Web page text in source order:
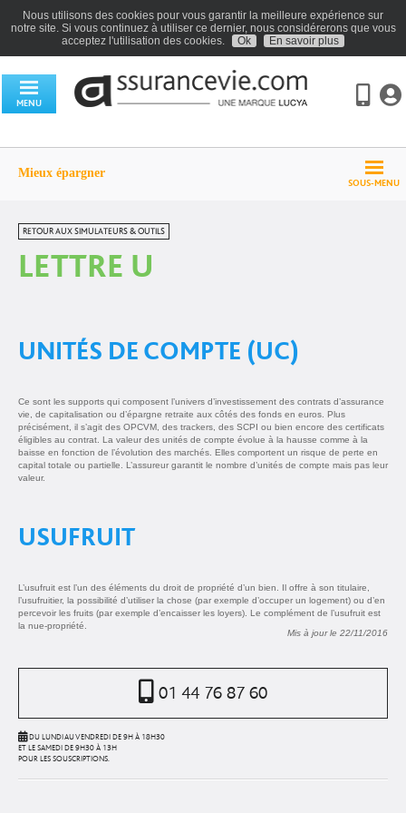
Nous utilisons des cookies pour vous garantir la meilleure expérience sur
notre site. Si vous continuez à utiliser ce dernier, nous considérerons que vous
acceptez l'utilisation des cookies.
Ok En savoir plus
MENU
SOUS-MENU
Mieux épargner
RETOUR AUX SIMULATEURS & OUTILS
LETTRE U
UNITÉS DE COMPTE (UC)
Ce sont les supports qui composent l’univers d’investissement des contrats d’assurance
vie, de capitalisation ou d’épargne retraite aux côtés des fonds en euros. Plus
précisément, il s’agit des OPCVM, des trackers, des SCPI ou bien encore des certificats
éligibles au contrat. La valeur des unités de compte évolue à la hausse comme à la
baisse en fonction de l’évolution des marchés. Elles comportent un risque de perte en
capital totale ou partielle. L’assureur garantit le nombre d’unités de compte mais pas leur
valeur.
USUFRUIT
L’usufruit est l’un des éléments du droit de propriété d’un bien. Il offre à son titulaire,
l’usufruitier, la possibilité d’utiliser la chose (par exemple d’occuper un logement) ou d’en
percevoir les fruits (par exemple d’encaisser les loyers). Le complément de l’usufruit est
la nue-propriété.
Mis à jour le 22/11/2016
01 44 76 87 60
DU LUNDI AU VENDREDI DE 9H À 18H30
ET LE SAMEDI DE 9H30 À 13H
POUR LES SOUSCRIPTIONS.